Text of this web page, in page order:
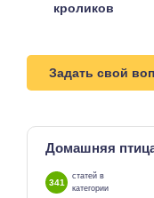
кроликов
Задать свой
Домашняя
341
статей в
категории